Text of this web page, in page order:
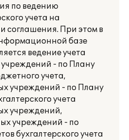
по ведению
учета на
соглашения. При этом в
базе
ведение учета
- по Плану
учета,
учреждений - по Плану
учета
учреждений,
учреждений - по
бухгалтерского учета